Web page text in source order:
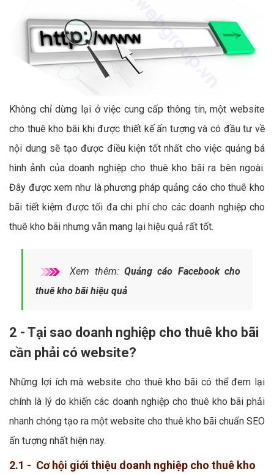
Không chỉ dừng lại ở việc cung cấp thông tin, một website
cho thuê kho bãi khi được thiết kế ấn tượng và có đầu tư về
nội dung sẽ tạo được điều kiện tốt nhất cho việc quảng bá
hình ảnh của doanh nghiệp cho thuê kho bãi ra bên ngoài.
Đây được xem như là phương pháp quảng cáo cho thuê kho
bãi tiết kiệm được tối đa chi phí cho các doanh nghiệp cho
thuê kho bãi nhưng vẫn mang lại hiệu quả rất tốt.
Xem thêm: Quảng cáo Facebook cho
thuê kho bãi hiệu quả
2 - Tại sao doanh nghiệp cho thuê kho bãi
cần phải có website?
Những lợi ích mà website cho thuê kho bãi có thể đem lại
chính là lý do khiến các doanh nghiệp cho thuê kho bãi phải
nhanh chóng tạo ra một website cho thuê kho bãi chuẩn SEO
ấn tượng nhất hiện nay.
2.1 - Cơ hội giới thiệu doanh nghiệp cho thuê kho